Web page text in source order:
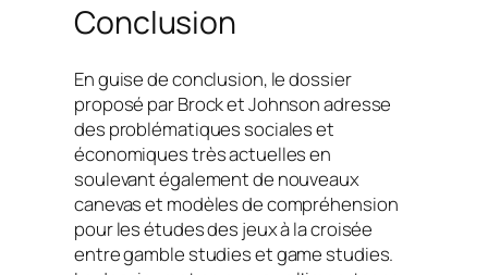
Conclusion
En guise de conclusion, le dossier
proposé par Brock et Johnson adresse
des problématiques sociales et
économiques très actuelles en
soulevant également de nouveaux
canevas et modèles de compréhension
pour les études des jeux à la croisée
entregamble studiesetgame studies.